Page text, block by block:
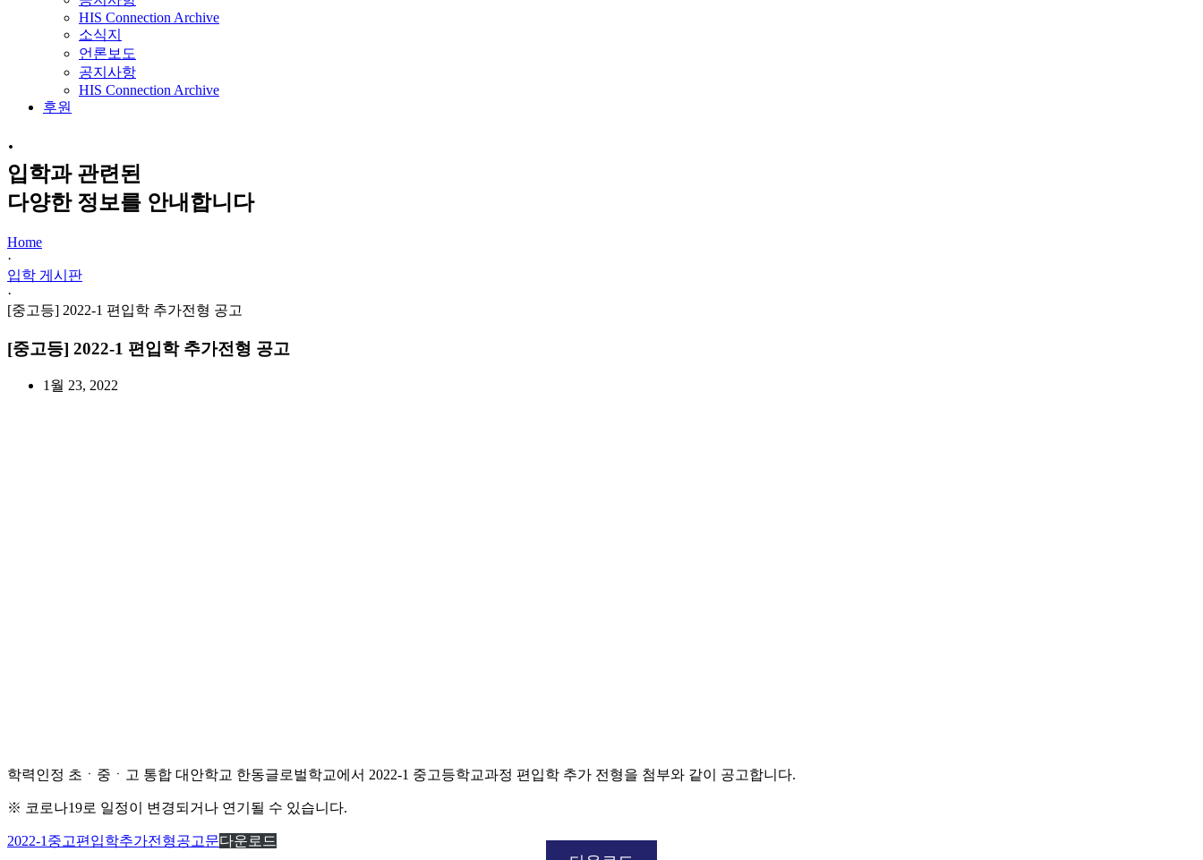
HIS Connection Archive
소식지
언론보도
공지사항
HIS Connection Archive
후원
·
입학과 관련된
다양한 정보를 안내합니다
Home
·
입학 게시판
·
[중고등] 2022-1 편입학 추가전형 공고
[중고등] 2022-1 편입학 추가전형 공고
1월 23, 2022
학력인정 초ㆍ중ㆍ고 통합 대안학교 한동글로벌학교에서 2022-1 중고등학교과정 편입학 추가 전형을 첨부와 같이 공고합니다.
※ 코로나19로 일정이 변경되거나 연기될 수 있습니다.
2022-1중고편입학추가전형공고문다운로드